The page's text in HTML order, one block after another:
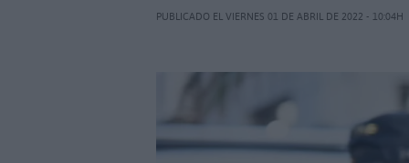
PUBLICADO EL VIERNES 01 DE ABRIL DE 2022 - 10:04H